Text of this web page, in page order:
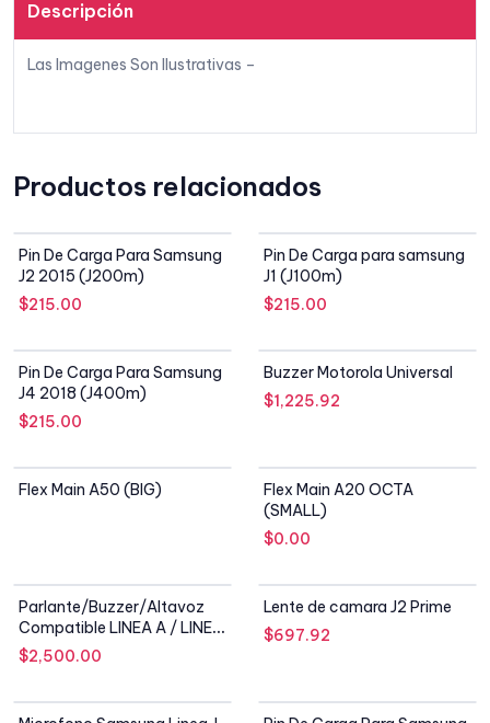
Descripción
Las Imagenes Son Ilustrativas –
Productos relacionados
SIN STOCK
Pin De Carga Para Samsung
J2 2015 (J200m)
$215.00
SIN STOCK
Pin De Carga para samsung
J1 (J100m)
$215.00
SIN STOCK
Pin De Carga Para Samsung
J4 2018 (J400m)
$215.00
SIN STOCK
Buzzer Motorola Universal
$1,225.92
SIN STOCK
Flex Main A50 (BIG)
SIN STOCK
Flex Main A20 OCTA
(SMALL)
$0.00
Parlante/Buzzer/Altavoz
Compatible LINEA A / LINEA
J
$2,500.00
SIN STOCK
Lente de camara J2 Prime
$697.92
SIN STOCK SIN STOCK